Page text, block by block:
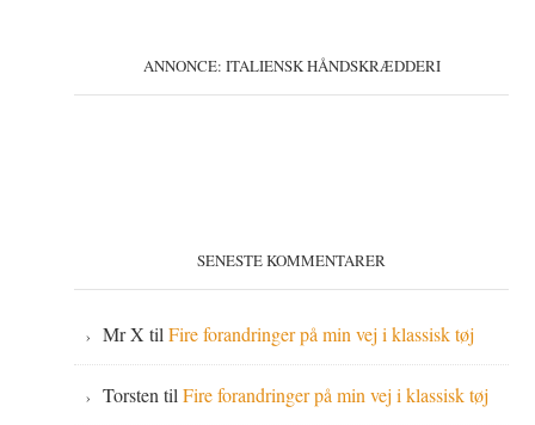
ANNONCE: ITALIENSK HÅNDSKRÆDDERI
SENESTE KOMMENTARER
Mr X tilFire forandringer på min vej i klassisk tøj
Torsten tilFire forandringer på min vej i klassisk tøj